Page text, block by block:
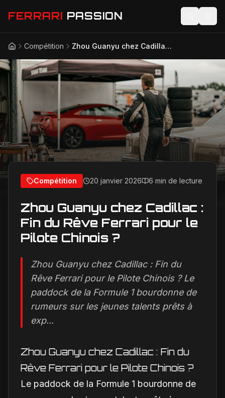
FERRARI PASSION
Actualités
Modèles
Technologie
Lifestyle
AccueilCompétition Zhou Guanyu chez Cadillac : Fin du Rêve Ferrari pour le Pilote Chinois ?
Compétition 20 janvier 2026 6 min de lecture
Zhou Guanyu chez Cadillac :
Fin du Rêve Ferrari pour le
Pilote Chinois ?
Zhou Guanyu chez Cadillac : Fin du
Rêve Ferrari pour le Pilote Chinois ? Le
paddock de la Formule 1 bourdonne de
rumeurs sur les jeunes talents prêts à
exp...
Zhou Guanyu chez Cadillac : Fin du
Rêve Ferrari pour le Pilote Chinois ?
Le paddock de la Formule 1 bourdonne de